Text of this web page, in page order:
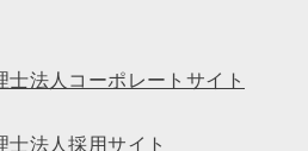
法人コーポレートサイト
士法人採用サイト